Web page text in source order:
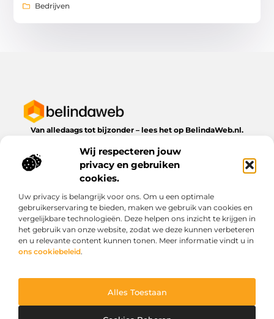
Wij respecteren jouw
privacy en gebruiken
cookies.
Uw privacy is belangrijk voor ons. Om u een optimale
gebruikerservaring te bieden, maken we gebruik van cookies en
vergelijkbare technologieën. Deze helpen ons inzicht te krijgen in
het gebruik van onze website, zodat we deze kunnen verbeteren
en u relevante content kunnen tonen. Meer informatie vindt u in
ons cookiebeleid.
Alles Toestaan
Bedrijven
Van alledaags tot bijzonder – lees het op BelindaWeb.nl.
dagelijks leven te bieden heeft.
Bericht categorie
Onze informatie
Cookiebeleid (EU)
@2025 www.belindaweb.nl. All Right Reserved.